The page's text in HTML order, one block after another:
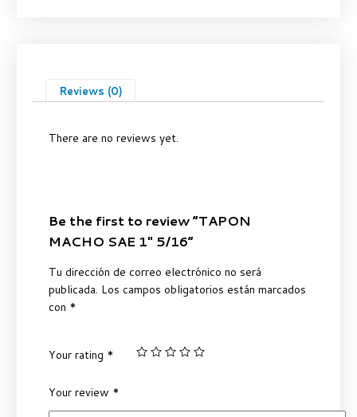
Reviews (0)
There are no reviews yet.
Be the first to review “TAPON
MACHO SAE 1″ 5/16”
Tu dirección de correo electrónico no será
publicada. Los campos obligatorios están marcados
con *
Your rating *
Your review *